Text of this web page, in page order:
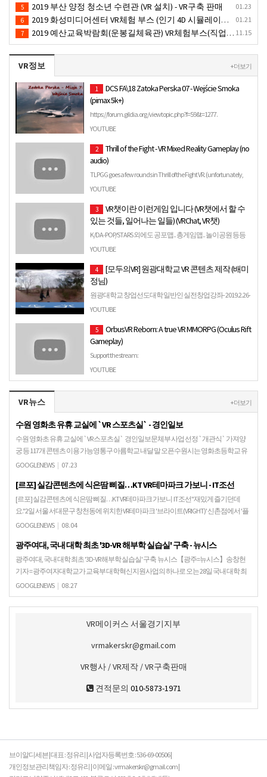
01.23
5 2019 부산 양정 청소년 수련관 (VR 설치) - VR구축 판매
01.21
6 2019 화성미디어센터 VR체험 부스 (인기 4D 시뮬레이터 체험)- VR렌탈
11.15
7 2019 예산교육박람회(운봉길체육관) VR체험부스(직업진로체험 / 인기VR체험)-VR렌탈대여행사
VR정보 + 더보기
1
DCS FA\18 Zatoka Perska 07 - Wejście Smoka
(pimax 5k+)
https://forum.gildia.org/viewtopic.php?f=59&t=1277.
YOUTUBE
2
Thrill of the Fight - VR Mixed Reality Gameplay (no
audio)
TLPGG goes a few rounds in Thrill of the Fight VR. (unfortunately,
the audio was lost in this clip)
YOUTUBE
3
VR챗이란 이런게임 입니다 (VR챗에서 할 수
있는 것들, 일어나는 일들) (VRChat, VR챗)
K/DA-POP/STARS 외에도 공포맵.. 총게임맵.. 놀이공원 등등
다양한 맵들이 몇천개?? 이상 있습니다!! 각자에 목적에 맞
YOUTUBE
4
[모두의VR] 원광대학교 VR 콘텐츠 제작 (배미
정님)
원광대학교 창업선도대학 일반인 실전창업강좌- 2019.2.26-
3.8 VR콘텐츠 제작 및 창업교육.
YOUTUBE
5
OrbusVR Reborn: A true VR MMORPG (Oculus Rift
Gameplay)
Support the stream:
https://streamlabs.com/firstcontactentertainment Today we're
taking a look at the VR RPG game Orbus …
YOUTUBE
VR뉴스 + 더보기
수원 영화초 유휴 교실에 `VR 스포츠실` - 경인일보
수원 영화초 유휴 교실에 `VR 스포츠실` 경인일보문체부 사업 선정 `개관식` 가져양
궁 등 117개 콘텐츠 이용 가능영통구 아름학교 내달 말 오픈수원시는 영화초등학교 유
휴 교실을 활용해 조성한 스포츠 체험 공간 .…
GOOGLENEWS | 07.23
[르포] 실감콘텐츠에 식은땀 삐질…KT VR테마파크 가보니 - IT조선
[르포] 실감콘텐츠에 식은땀 삐질…KT VR테마파크 가보니 IT조선"재밌게 즐기던데
요."2일 서울 서대문구 창천동에 위치한 VR테마파크 '브라이트(VRIGHT)' 신촌점에서 '플
라잉젯'을 체험하는 기자를 구경하..
GOOGLENEWS | 08.04
광주여대, 국내 대학 최초 '3D-VR 해부학 실습실' 구축 - 뉴시스
광주여대, 국내 대학 최초 '3D-VR 해부학 실습실' 구축 뉴시스【광주=뉴시스】송창헌
기자 = 광주여자대학교가 교육부 대학혁신지원사업의 하나로 오는 28일 국내 대학 최
초 해부학 3D-VR실습실을 비롯한 8곳의 …
GOOGLENEWS | 08.27
VR메이커스 서울경기지부
vrmakerskr@gmail.com
VR행사 / VR제작 / VR구축판매
견적문의 010-5873-1971
브이알디세븐 | 대표 : 정유리 | 사업자등록번호 : 536-69-00506 |
개인정보관리책임자 : 정유리 | 이메일 : vrmakerskr@gmail.com |